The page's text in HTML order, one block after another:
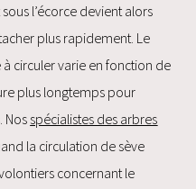
l’écorce devient alors
plus rapidement. Le
circuler varie en fonction de
plus longtemps pour
Nos spécialistes des arbres
la circulation de sève
concernant le